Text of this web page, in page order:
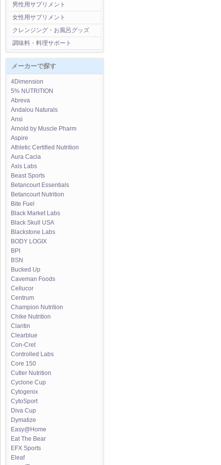
男性用サプリメント
女性用サプリメント
クレンジング・お風呂グッズ
調味料・料理サポート
メーカーで探す
4Dimension
5% NUTRITION
Abreva
Andalou Naturals
Ansi
Arnold by Muscle Pharm
Aspire
Athletic Certified Nutrition
Aura Cacia
Axis Labs
Beast Sports
Betancourt Essentials
Betancourt Nutrition
Bite Fuel
Black Market Labs
Black Skull USA
Blackstone Labs
BODY LOGIX
BPI
BSN
Bucked Up
Caveman Foods
Cellucor
Centrum
Champion Nutrition
Chike Nutrition
Claritin
Clearblue
Con-Cret
Controlled Labs
Core 150
Cutler Nutrition
Cyclone Cup
Cytogenix
CytoSport
Diva Cup
Dymatize
Easy@Home
Eat The Bear
EFX Sports
Eleaf